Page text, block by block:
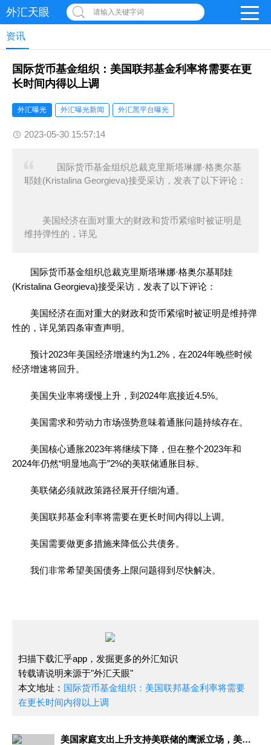
外汇天眼 请输入关键字词
资讯
国际货币基金组织：美国联邦基金利率将需要在更
长时间内得以上调
外汇曝光 外汇曝光新闻 外汇黑平台曝光
2023-05-30 15:57:14
国际货币基金组织总裁克里斯塔琳娜·格奥尔基
耶娃(Kristalina Georgieva)接受采访，发表了以下评论：
美国经济在面对重大的财政和货币紧缩时被证明是
维持弹性的，详见
国际货币基金组织总裁克里斯塔琳娜·格奥尔基耶娃
(Kristalina Georgieva)接受采访，发表了以下评论：
美国经济在面对重大的财政和货币紧缩时被证明是维持弹
性的，详见第四条审查声明。
预计2023年美国经济增速约为1.2%，在2024年晚些时候
经济增速将回升。
美国失业率将缓慢上升，到2024年底接近4.5%。
美国需求和劳动力市场强势意味着通胀问题持续存在。
美国核心通胀2023年将继续下降，但在整个2023年和
2024年仍然“明显地高于”2%的美联储通胀目标。
美联储必须就政策路径展开仔细沟通。
美国联邦基金利率将需要在更长时间内得以上调。
美国需要做更多措施来降低公共债务。
我们非常希望美国债务上限问题得到尽快解决。
扫描下载汇乎app，发掘更多的外汇知识
转载请说明来源于"外汇天眼"
本文地址： 国际货币基金组织：美国联邦基金利率将需要
在更长时间内得以上调
美国家庭支出上升支持美联储的鹰派立场，美元/日元看向141.00